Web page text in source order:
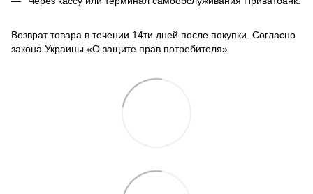
Возврат товара в течении 14ти дней после покупки. Согласно
закона Украины «О защите прав потребителя»